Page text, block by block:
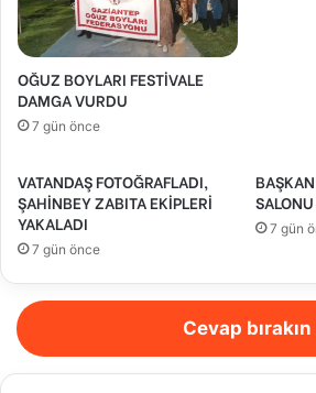
OĞUZ BOYLARI FESTİVALE
DAMGA VURDU
7 gün önce
VATANDAŞ FOTOĞRAFLADI,
ŞAHİNBEY ZABITA EKİPLERİ
YAKALADI
7 gün önce
7 gün
Cevap bırakın